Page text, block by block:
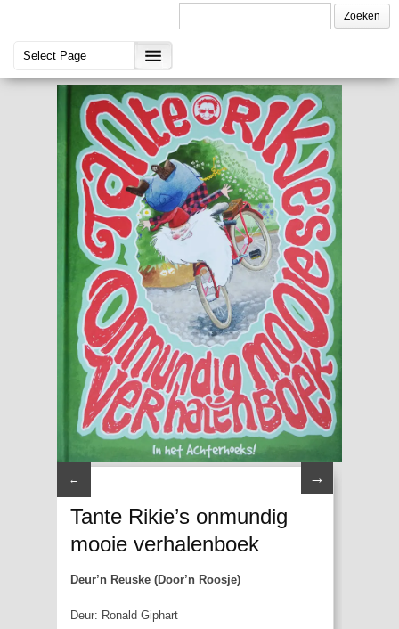
← →
Tante Rikie’s onmundig
mooie verhalenboek
Deur’n Reuske (Door’n Roosje)
Deur: Ronald Giphart